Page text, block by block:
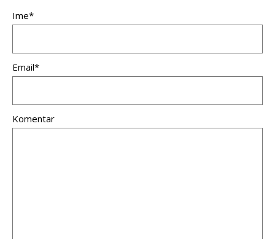
Ime*
Email*
Komentar